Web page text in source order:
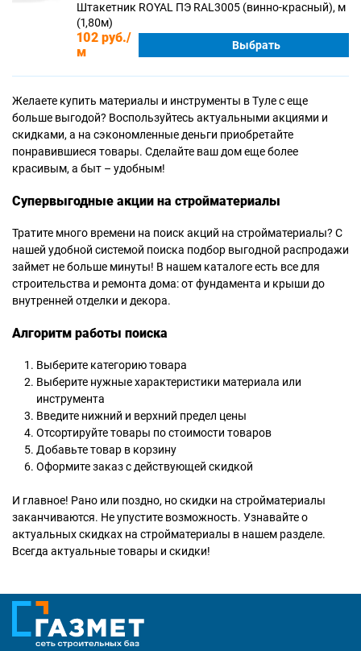
Штакетник ROYAL ПЭ RAL3005 (винно-красный), м
(1,80м)
102 руб./
м
Выбрать
Желаете купить материалы и инструменты в Туле с еще
больше выгодой? Воспользуйтесь актуальными акциями и
скидками, а на сэкономленные деньги приобретайте
понравившиеся товары. Сделайте ваш дом еще более
красивым, а быт – удобным!
Супервыгодные акции на стройматериалы
Тратите много времени на поиск акций на стройматериалы? С
нашей удобной системой поиска подбор выгодной распродажи
займет не больше минуты! В нашем каталоге есть все для
строительства и ремонта дома: от фундамента и крыши до
внутренней отделки и декора.
Алгоритм работы поиска
Выберите категорию товара
Выберите нужные характеристики материала или
инструмента
Введите нижний и верхний предел цены
Отсортируйте товары по стоимости товаров
Добавьте товар в корзину
Оформите заказ с действующей скидкой
И главное! Рано или поздно, но скидки на стройматериалы
заканчиваются. Не упустите возможность. Узнавайте о
актуальных скидках на стройматериалы в нашем разделе.
Всегда актуальные товары и скидки!